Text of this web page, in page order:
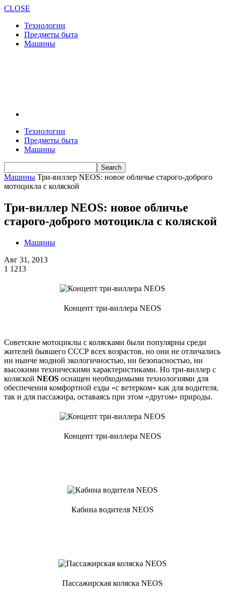
CLOSE
Технологии
Предметы быта
Машины
Технологии
Предметы быта
Машины
Машины Три-виллер NEOS: новое обличье старого-доброго
мотоцикла с коляской
Три-виллер NEOS: новое обличье
старого-доброго мотоцикла с коляской
Машины
Авг 31, 2013
1 1213
Концепт три-виллера NEOS
Советские мотоциклы с колясками были популярны среди
жителей бывшего СССР всех возрастов, но они не отличались
ни нынче модной экологичностью, ни безопасностью, ни
высокими техническими характеристиками. Но три-виллер с
коляской NEOS оснащен необходимыми технологиями для
обеспечения комфортной езды «с ветерком» как для водителя,
так и для пассажира, оставаясь при этом «другом» природы.
Концепт три-виллера NEOS
Кабина водителя NEOS
Пассажирская коляска NEOS